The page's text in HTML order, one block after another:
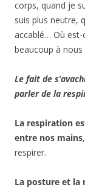
corps, quand je
suis plus neutre,
accablé… Où est-
beaucoup à nous
Le fait de
parler de la
La respiration
entre nos mains
respirer.
La posture et